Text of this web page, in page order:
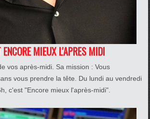
MIEUX L'APRES MIDI
vos après-midi. Sa mission : Vous
vous prendre la tête. Du lundi au vendredi
c'est "Encore mieux l'après-midi".